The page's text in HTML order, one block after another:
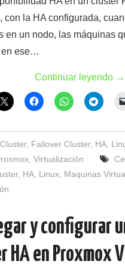
con la HA configurada,
en un nodo, las máquinas
en ese…
Continuar leyendo →
Cluster, Failover Cluster, HA,
,Virtualización
, HA Linux Maquinas
y configurar
HA en Proxmox